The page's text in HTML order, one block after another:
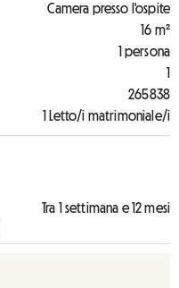
Camera presso l'ospite
16 m²
1 persona
1
265838
1 Letto/i matrimoniale/i
Tra 1 settimana e 12 mesi